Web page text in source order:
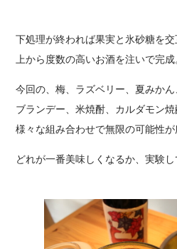
下処理が終われば果実と氷砂糖を交
上から度数の高いお酒を注いで完成
今回の、梅、ラズベリー、夏みかん
ブランデー、米焼酎、カルダモン焼
様々な組み合わせで無限の可能性が
どれが一番美味しくなるか、実験し